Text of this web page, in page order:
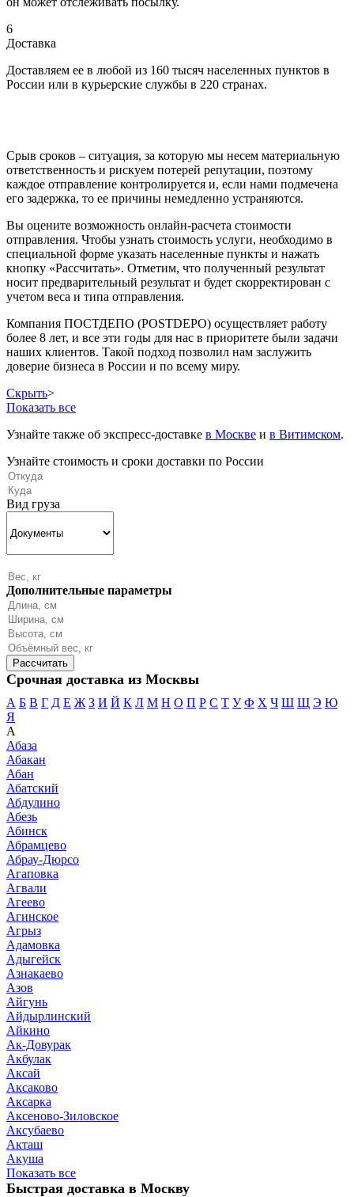
6
Доставка
Доставляем ее в любой из 160 тысяч населенных пунктов в
России или в курьерские службы в 220 странах.
Срыв сроков – ситуация, за которую мы несем материальную
ответственность и рискуем потерей репутации, поэтому
каждое отправление контролируется и, если нами подмечена
его задержка, то ее причины немедленно устраняются.
Вы оцените возможность онлайн-расчета стоимости
отправления. Чтобы узнать стоимость услуги, необходимо в
специальной форме указать населенные пункты и нажать
кнопку «Рассчитать». Отметим, что полученный результат
носит предварительный результат и будет скорректирован с
учетом веса и типа отправления.
Компания ПОСТДЕПО (POSTDEPO) осуществляет работу
более 8 лет, и все эти годы для нас в приоритете были задачи
наших клиентов. Такой подход позволил нам заслужить
доверие бизнеса в России и по всему миру.
Скрыть>
Показать все
Узнайте также об экспресс-доставке в Москве и в Витимском.
Узнайте стоимость и сроки доставки по России
Вид груза
Дополнительные параметры
Срочная доставка из Москвы
А Б В Г Д Е Ж З И Й К Л М Н О П Р С Т У Ф Х Ч Ш Щ Э Ю
Я
А
Абаза
Абакан
Абан
Абатский
Абдулино
Абезь
Абинск
Абрамцево
Абрау-Дюрсо
Агаповка
Агвали
Агеево
Агинское
Агрыз
Адамовка
Адыгейск
Азнакаево
Азов
Айгунь
Айдырлинский
Айкино
Ак-Довурак
Акбулак
Аксай
Аксаково
Аксарка
Аксеново-Зиловское
Аксубаево
Акташ
Акуша
Показать все
Быстрая доставка в Москву